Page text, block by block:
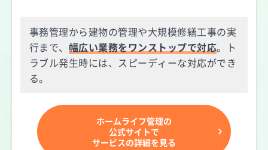
事務管理から建物の管理や大規模修繕工事の実
行まで、 幅広い業務をワンストップで対応。ト
ラブル発生時には、スピーディーな対応ができ
る。
ホームライフ管理の
公式サイトで
サービスの詳細を見る